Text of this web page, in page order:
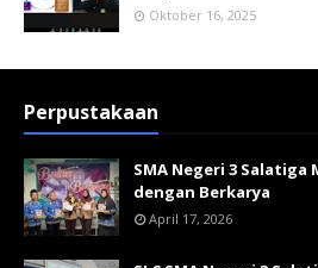
Oktober 16, 2025
Perpustakaan
SMA Negeri 3
dengan Berkarya
April 17, 2026